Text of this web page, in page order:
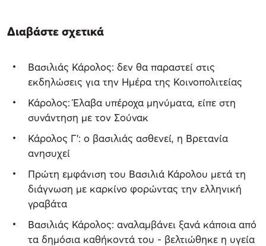
Διαβάστε σχετικά
Bασιλιάς Κάρολος: δεν θα παραστεί στις
εκδηλώσεις για την Ημέρα της Κοινοπολιτείας
Κάρολος: Έλαβα υπέροχα μηνύματα, είπε στη
συνάντηση με τον Σούνακ
Κάρολος Γ': ο βασιλιάς ασθενεί, η Βρετανία
ανησυχεί
Πρώτη εμφάνιση του Βασιλιά Κάρολου μετά τη
διάγνωση με καρκίνο φορώντας την ελληνική
γραβάτα
Βασιλιάς Κάρολος: αναλαμβάνει ξανά κάποια από
τα δημόσια καθήκοντά του - βελτιώθηκε η υγεία